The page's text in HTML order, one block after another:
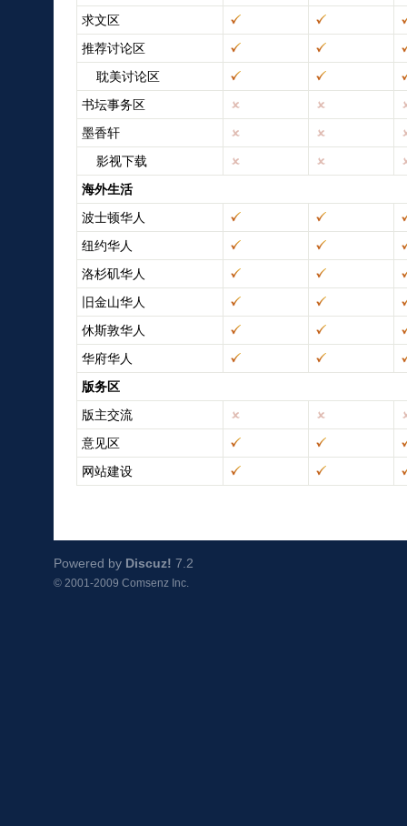
求文区
推荐讨论区
耽美讨论区
书坛事务区
墨香轩
影视下载
海外生活
波士顿华人
纽约华人
洛杉矶华人
旧金山华人
休斯敦华人
华府华人
版务区
版主交流
意见区
网站建设
Powered by Discuz! 7.2
© 2001-2009 Comsenz Inc.